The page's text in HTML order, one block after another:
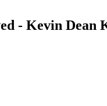
- Kevin Dean